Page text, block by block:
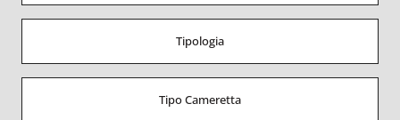
Tipologia
Tipo Cameretta